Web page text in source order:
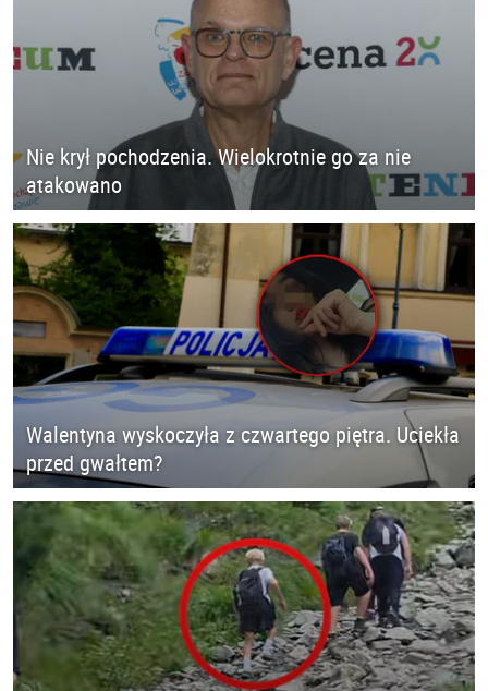
Nie krył pochodzenia. Wielokrotnie go za nie
atakowano
Walentyna wyskoczyła z czwartego piętra. Uciekła
przed gwałtem?